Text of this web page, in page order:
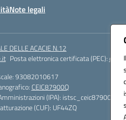
Note legali
DELLE ACACIE N.12
Posta elettronica certificata (PEC):
93082010617
CEIC87900Q
(IPA): istsc_ceic87900q
(CUF): UF44ZQ